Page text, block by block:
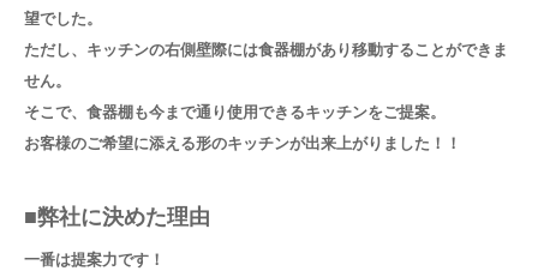
望でした。
ただし、キッチンの右側壁際には食器棚があり移動することができま
せん。
そこで、食器棚も今まで通り使用できるキッチンをご提案。
お客様のご希望に添える形のキッチンが出来上がりました！！
■弊社に決めた理由
一番は提案力です！